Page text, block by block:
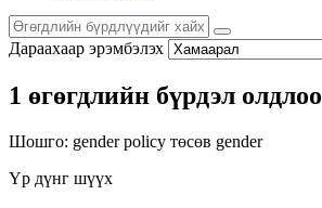
Дараахаар эрэмбэлэх
1 өгөгдлийн бүрдэл олдлоо
Шошго: gender policy төсөв gender
Үр дүнг шүүх